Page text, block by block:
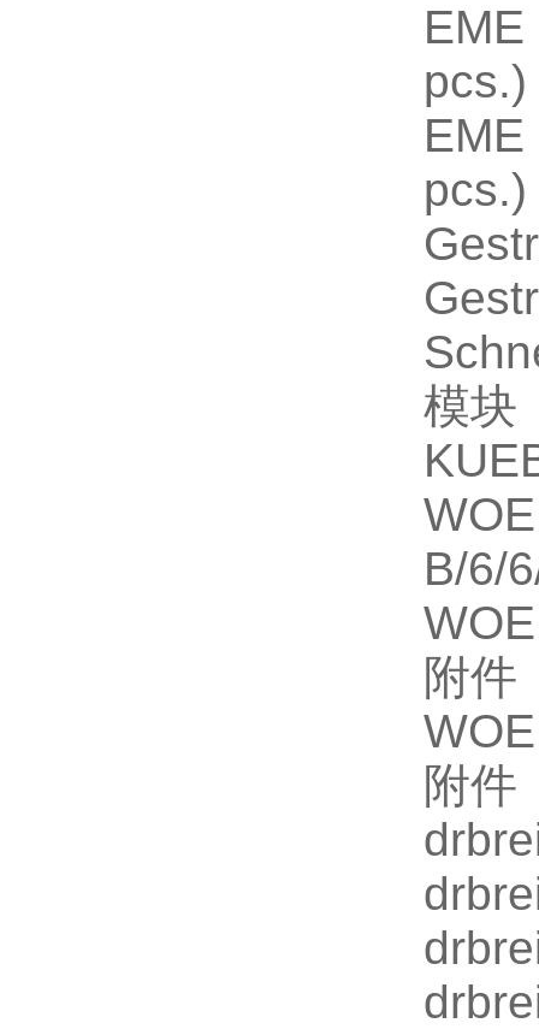
模块
B/6/
附件
附件